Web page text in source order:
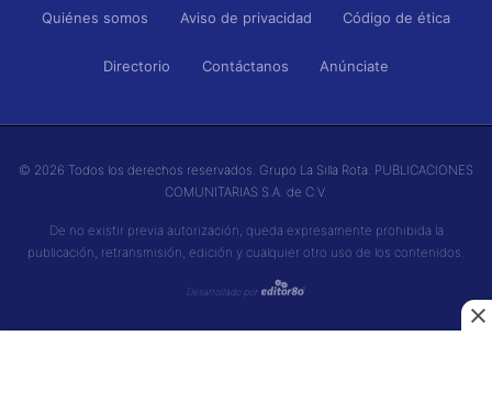
Quiénes somos Aviso de privacidad Código de ética
Directorio Contáctanos Anúnciate
© 2026 Todos los derechos reservados. Grupo La Silla Rota. PUBLICACIONES
COMUNITARIAS S.A. de C.V.
De no existir previa autorización, queda expresamente prohibida la
publicación, retransmisión, edición y cualquier otro uso de los contenidos.
Desarrollado por